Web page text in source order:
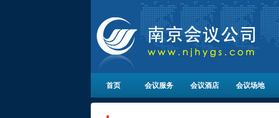
首页 会议服务 会议酒店 会议场地